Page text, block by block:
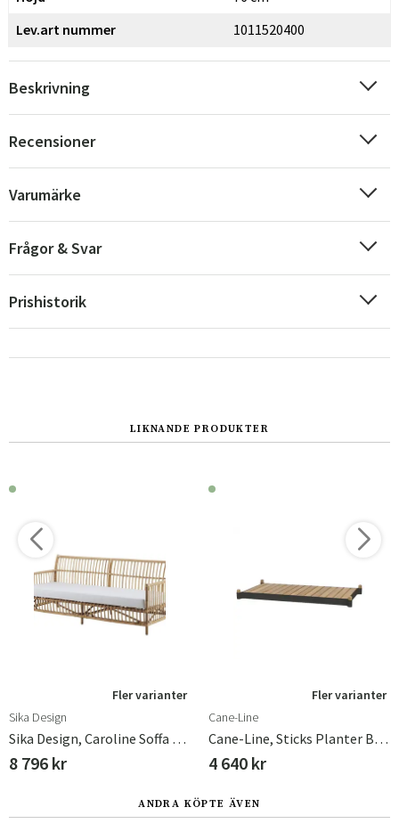
Lev.art nummer
1011520400
Beskrivning
Recensioner
Varumärke
Frågor & Svar
Prishistorik
LIKNANDE PRODUKTER
Fler varianter
Sika Design
Sika Design, Caroline Soffa Rotting Natur
8 796 kr
Fler varianter
Cane-Line
Cane-Line, Sticks Planter Bänk Teak/lava Grey
4 640 kr
ANDRA KÖPTE ÄVEN